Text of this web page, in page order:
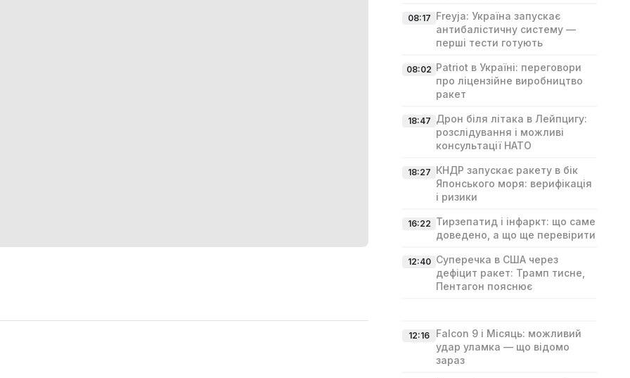
08:17 Freyja: Україна запускає
антибалістичну систему —
перші тести готують
08:02 Patriot в Україні: переговори
про ліцензійне виробництво
ракет
18:47 Дрон біля літака в Лейпцигу:
розслідування і можливі
консультації НАТО
18:27 КНДР запускає ракету в бік
Японського моря: верифікація
і ризики
16:22 Тирзепатид і інфаркт: що саме
доведено, а що ще перевірити
12:40 Суперечка в США через
дефіцит ракет: Трамп тисне,
Пентагон пояснює
12:16
Falcon 9 і Місяць: можливий
удар уламка — що відомо
зараз